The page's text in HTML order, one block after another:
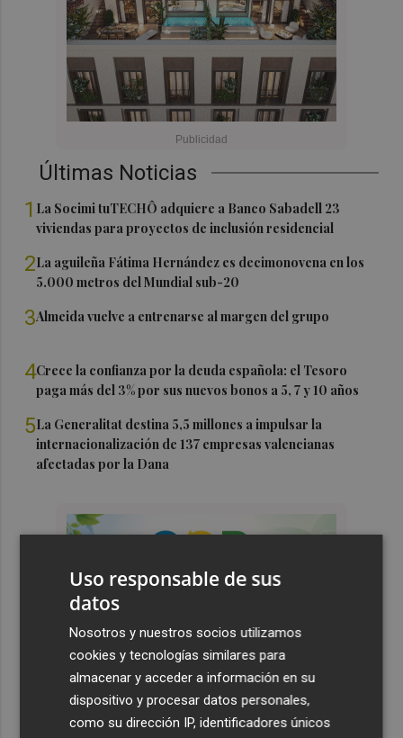
Últimas Noticias
1 La Socimi tuTECHÔ adquiere a Banco Sabadell 23
viviendas para proyectos de inclusión residencial
2La aguileña Fátima Hernández es decimonovena en los
5.000 metros del Mundial sub-20
3Almeida vuelve a entrenarse al margen del grupo
4Crece la confianza por la deuda española: el Tesoro
paga más del 3% por sus nuevos bonos a 5, 7 y 10 años
5La Generalitat destina 5,5 millones a impulsar la
internacionalización de 137 empresas valencianas
afectadas por la Dana
Uso responsable de sus
datos
Nosotros y nuestros socios utilizamos
cookies y tecnologías similares para
almacenar y acceder a información en su
dispositivo y procesar datos personales,
como su dirección IP, identificadores únicos